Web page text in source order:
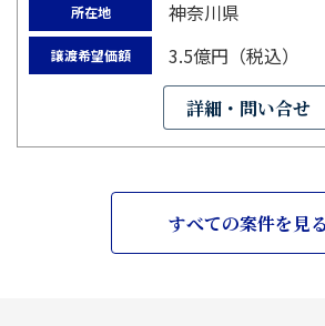
所在地 神奈川県
譲渡希望価額 3.5億円（税込）
詳細・問い合せ
すべての案件を見る